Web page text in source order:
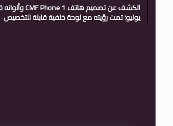
يوليو؛ تمت رؤيته مع لوحة خلفية قابلة للتخصيص